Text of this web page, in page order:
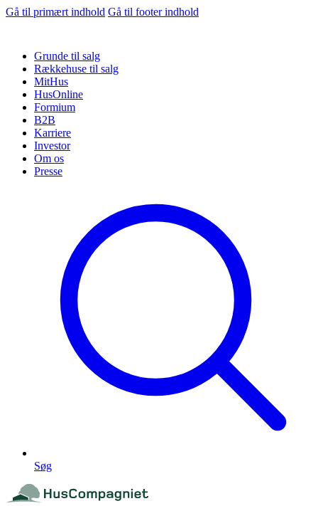
Gå til primært indhold Gå til footer indhold
Grunde til salg
Rækkehuse til salg
MitHus
HusOnline
Formium
B2B
Karriere
Investor
Om os
Presse
Søg